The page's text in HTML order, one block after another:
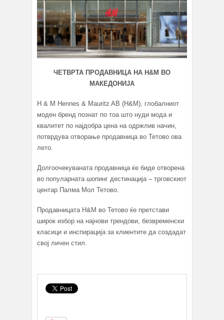
ЧЕТВРТА ПРОДАВНИЦА НА H&M ВО
МАКЕДОНИЈА
H & M Hennes & Mauritz AB (H&M), глобалниот
моден бренд познат по тоа што нуди мода и
квалитет по најдобра цена на одржлив начин,
потврдува отворање продавница во Тетово ова
лето.
Долгоочекуваната продавница ќе биде отворена
во популарната шопинг дестинација – трговскиот
центар Палма Мол Тетово.
Продавницата H&M во Тетово ќе претстави
широк избор на најнови трендови, безвременски
класици и инспирација за клиентите да создадат
свој личен стил.